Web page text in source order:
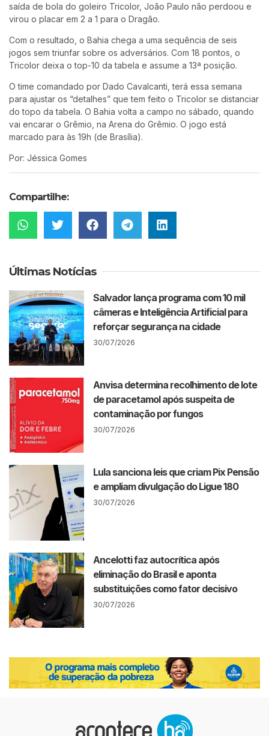
saída de bola do goleiro Tricolor, João Paulo não perdoou e
virou o placar em 2 a 1 para o Dragão.
Com o resultado, o Bahia chega a uma sequência de seis
jogos sem triunfar sobre os adversários. Com 18 pontos, o
Tricolor deixa o top-10 da tabela e assume a 13ª posição.
O time comandado por Dado Cavalcanti, terá essa semana
para ajustar os “detalhes” que tem feito o Tricolor se distanciar
do topo da tabela. O Bahia volta a campo no sábado, quando
vai encarar o Grêmio, na Arena do Grêmio. O jogo está
marcado para às 19h (de Brasília).
Por: Jéssica Gomes
Compartilhe:
Últimas Notícias
Salvador lança programa com 10 mil
câmeras e Inteligência Artificial para
reforçar segurança na cidade
30/07/2026
Anvisa determina recolhimento de lote
de paracetamol após suspeita de
contaminação por fungos
30/07/2026
Lula sanciona leis que criam Pix Pensão
e ampliam divulgação do Ligue 180
30/07/2026
Ancelotti faz autocrítica após
eliminação do Brasil e aponta
substituições como fator decisivo
30/07/2026